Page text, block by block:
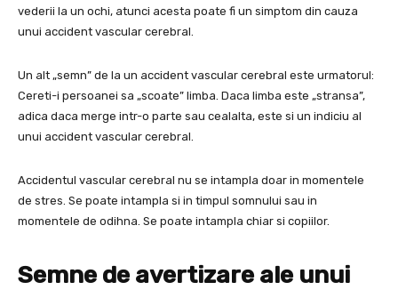
vederii la un ochi, atunci acesta poate fi un simptom din cauza
unui accident vascular cerebral.
Un alt „semn” de la un accident vascular cerebral este urmatorul:
Cereti-i persoanei sa „scoate” limba. Daca limba este „stransa”,
adica daca merge intr-o parte sau cealalta, este si un indiciu al
unui accident vascular cerebral.
Accidentul vascular cerebral nu se intampla doar in momentele
de stres. Se poate intampla si in timpul somnului sau in
momentele de odihna. Se poate intampla chiar si copiilor.
Semne de avertizare ale unui